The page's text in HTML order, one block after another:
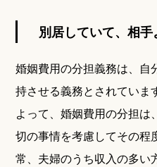
別居していて、相
婚姻費用の分担義務は、自
持させる義務とされていま
よって、婚姻費用の分担は
切の事情を考慮してその程
常、夫婦のうち収入の多い